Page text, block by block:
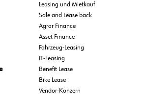
Leasing und Mietkauf
Sale and Lease back
Agrar Finance
Asset Finance
Fahrzeug-Leasing
IT-Leasing
Benefit Lease
Bike Lease
Vendor-Konzern